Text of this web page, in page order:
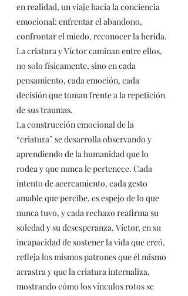
en realidad, un viaje hacia la conciencia
emocional: enfrentar el abandono,
confrontar el miedo, reconocer la herida.
La criatura y Víctor caminan entre ellos,
no solo físicamente, sino en cada
pensamiento, cada emoción, cada
decisión que toman frente a la repetición
de sus traumas.
La construcción emocional de la
“criatura” se desarrolla observando y
aprendiendo de la humanidad que lo
rodea y que nunca le pertenece. Cada
intento de acercamiento, cada gesto
amable que percibe, es espejo de lo que
nunca tuvo, y cada rechazo reafirma su
soledad y su desesperanza. Víctor, en su
incapacidad de sostener la vida que creó,
refleja los mismos patrones que él mismo
arrastra y que la criatura internaliza,
mostrando cómo los vínculos rotos se